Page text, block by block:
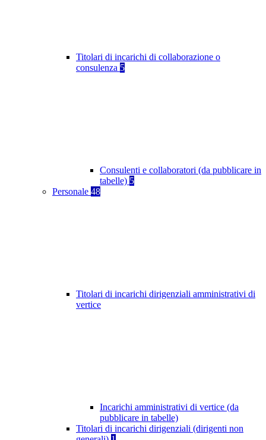
Titolari di incarichi di collaborazione o
consulenza 5
Consulenti e collaboratori (da pubblicare in
tabelle) 5
Personale 48
Titolari di incarichi dirigenziali amministrativi di
vertice
Incarichi amministrativi di vertice (da
pubblicare in tabelle)
Titolari di incarichi dirigenziali (dirigenti non